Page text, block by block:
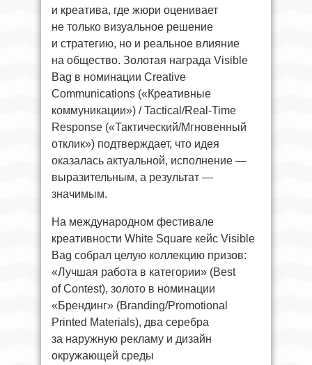
и креатива, где жюри оценивает
не только визуальное решение
и стратегию, но и реальное влияние
на общество. Золотая награда Visible
Bag в номинации Creative
Communications («Креативные
коммуникации») / Tactical/Real-Time
Response («Тактический/Мгновенный
отклик») подтверждает, что идея
оказалась актуальной, исполнение —
выразительным, а результат —
значимым.
На международном фестивале
креативности White Square кейс Visible
Bag собрал целую коллекцию призов:
«Лучшая работа в категории» (Best
of Contest), золото в номинации
«Брендинг» (Branding/Promotional
Printed Materials), два серебра
за наружную рекламу и дизайн
окружающей среды